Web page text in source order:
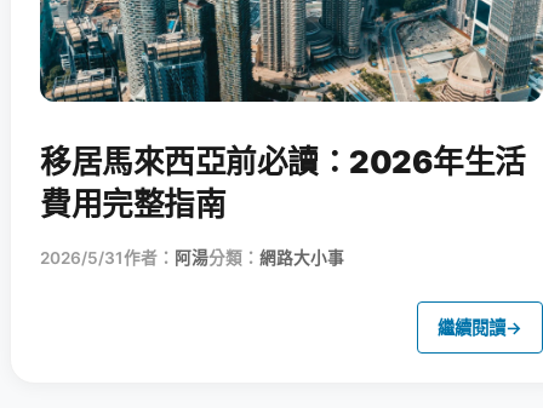
移居馬來西亞前必讀：2026年生活
費用完整指南
2026/5/31作者： 阿湯分類： 網路大小事
繼續閱讀→